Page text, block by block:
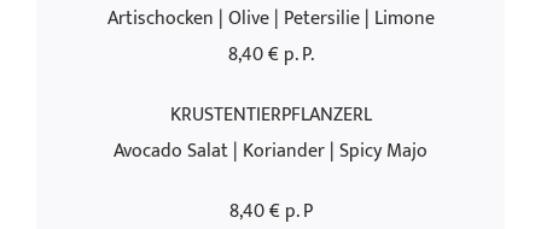
Artischocken | Olive | Petersilie | Limone
8,40 € p. P.
KRUSTENTIERPFLANZERL
Avocado Salat | Koriander | Spicy Majo
8,40 € p. P